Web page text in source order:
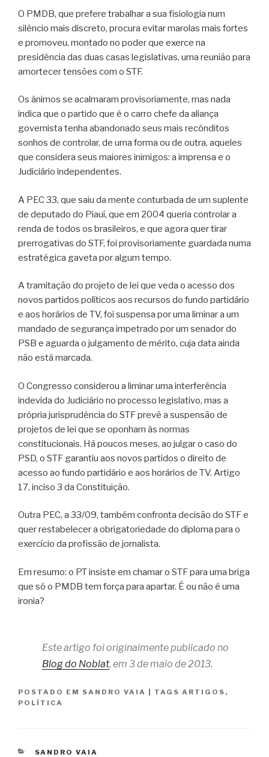
O PMDB, que prefere trabalhar a sua fisiologia num
silêncio mais discreto, procura evitar marolas mais fortes
e promoveu, montado no poder que exerce na
presidência das duas casas legislativas, uma reunião para
amortecer tensões com o STF.
Os ânimos se acalmaram provisoriamente, mas nada
indica que o partido que é o carro chefe da aliança
governista tenha abandonado seus mais recônditos
sonhos de controlar, de uma forma ou de outra, aqueles
que considera seus maiores inimigos: a imprensa e o
Judiciário independentes.
A PEC 33, que saiu da mente conturbada de um suplente
de deputado do Piauí, que em 2004 queria controlar a
renda de todos os brasileiros, e que agora quer tirar
prerrogativas do STF, foi provisoriamente guardada numa
estratégica gaveta por algum tempo.
A tramitação do projeto de lei que veda o acesso dos
novos partidos políticos aos recursos do fundo partidário
e aos horários de TV, foi suspensa por uma liminar a um
mandado de segurança impetrado por um senador do
PSB e aguarda o julgamento de mérito, cuja data ainda
não está marcada.
O Congresso considerou a liminar uma interferência
indevida do Judiciário no processo legislativo, mas a
própria jurisprudência do STF prevê a suspensão de
projetos de lei que se oponham às normas
constitucionais. Há poucos meses, ao julgar o caso do
PSD, o STF garantiu aos novos partidos o direito de
acesso ao fundo partidário e aos horários de TV. Artigo
17, inciso 3 da Constituição.
Outra PEC, a 33/09, também confronta decisão do STF e
quer restabelecer a obrigatoriedade do diploma para o
exercício da profissão de jornalista.
Em resumo: o PT insiste em chamar o STF para uma briga
que só o PMDB tem força para apartar. É ou não é uma
ironia?
Este artigo foi originalmente publicado no
Blog do Noblat, em 3 de maio de 2013.
POSTADO EM SANDRO VAIA TAGS ARTIGOS ,
POLÍTICA
CATEGORIAS
SANDRO VAIA